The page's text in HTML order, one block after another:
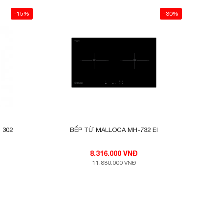
....
có
với
-15%
302
-30%
BẾP TỪ MALLOCA MH-732 EI
8.316.000 VNĐ
11.880.000 VNĐ